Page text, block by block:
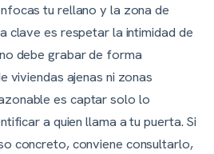
tu rellano y la zona de
clave es respetar la intimidad de
debe grabar de forma
viviendas ajenas ni zonas
es captar solo lo
a quien llama a tu puerta. Si
concreto, conviene consultarlo,